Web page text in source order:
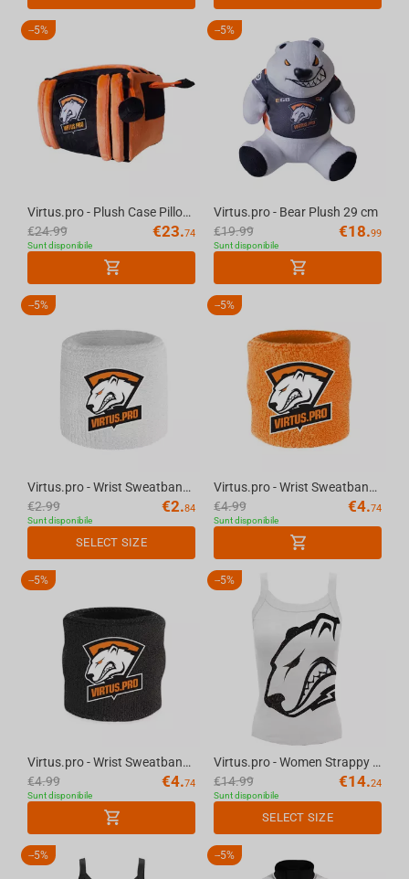
- 5%
Virtus.pro - Plush Case Pillow 29 cm
€24.99 €23.74
Sunt disponibile
- 5%
Virtus.pro - Bear Plush 29 cm
€19.99 €18.99
Sunt disponibile
- 5%
Virtus.pro - Wrist Sweatband White
€2.99 €2.84
Sunt disponibile
SELECT SIZE
- 5%
Virtus.pro - Wrist Sweatband Orange
€4.99 €4.74
Sunt disponibile
- 5%
Virtus.pro - Wrist Sweatband Black
€4.99 €4.74
Sunt disponibile
- 5%
Virtus.pro - Women Strappy Top White, M
€14.99 €14.24
Sunt disponibile
SELECT SIZE
- 5% - 5%